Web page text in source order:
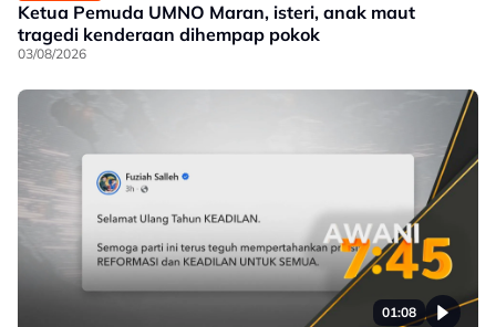
Ketua Pemuda UMNO Maran, isteri, anak maut
tragedi kenderaan dihempap pokok
03/08/2026
01:08